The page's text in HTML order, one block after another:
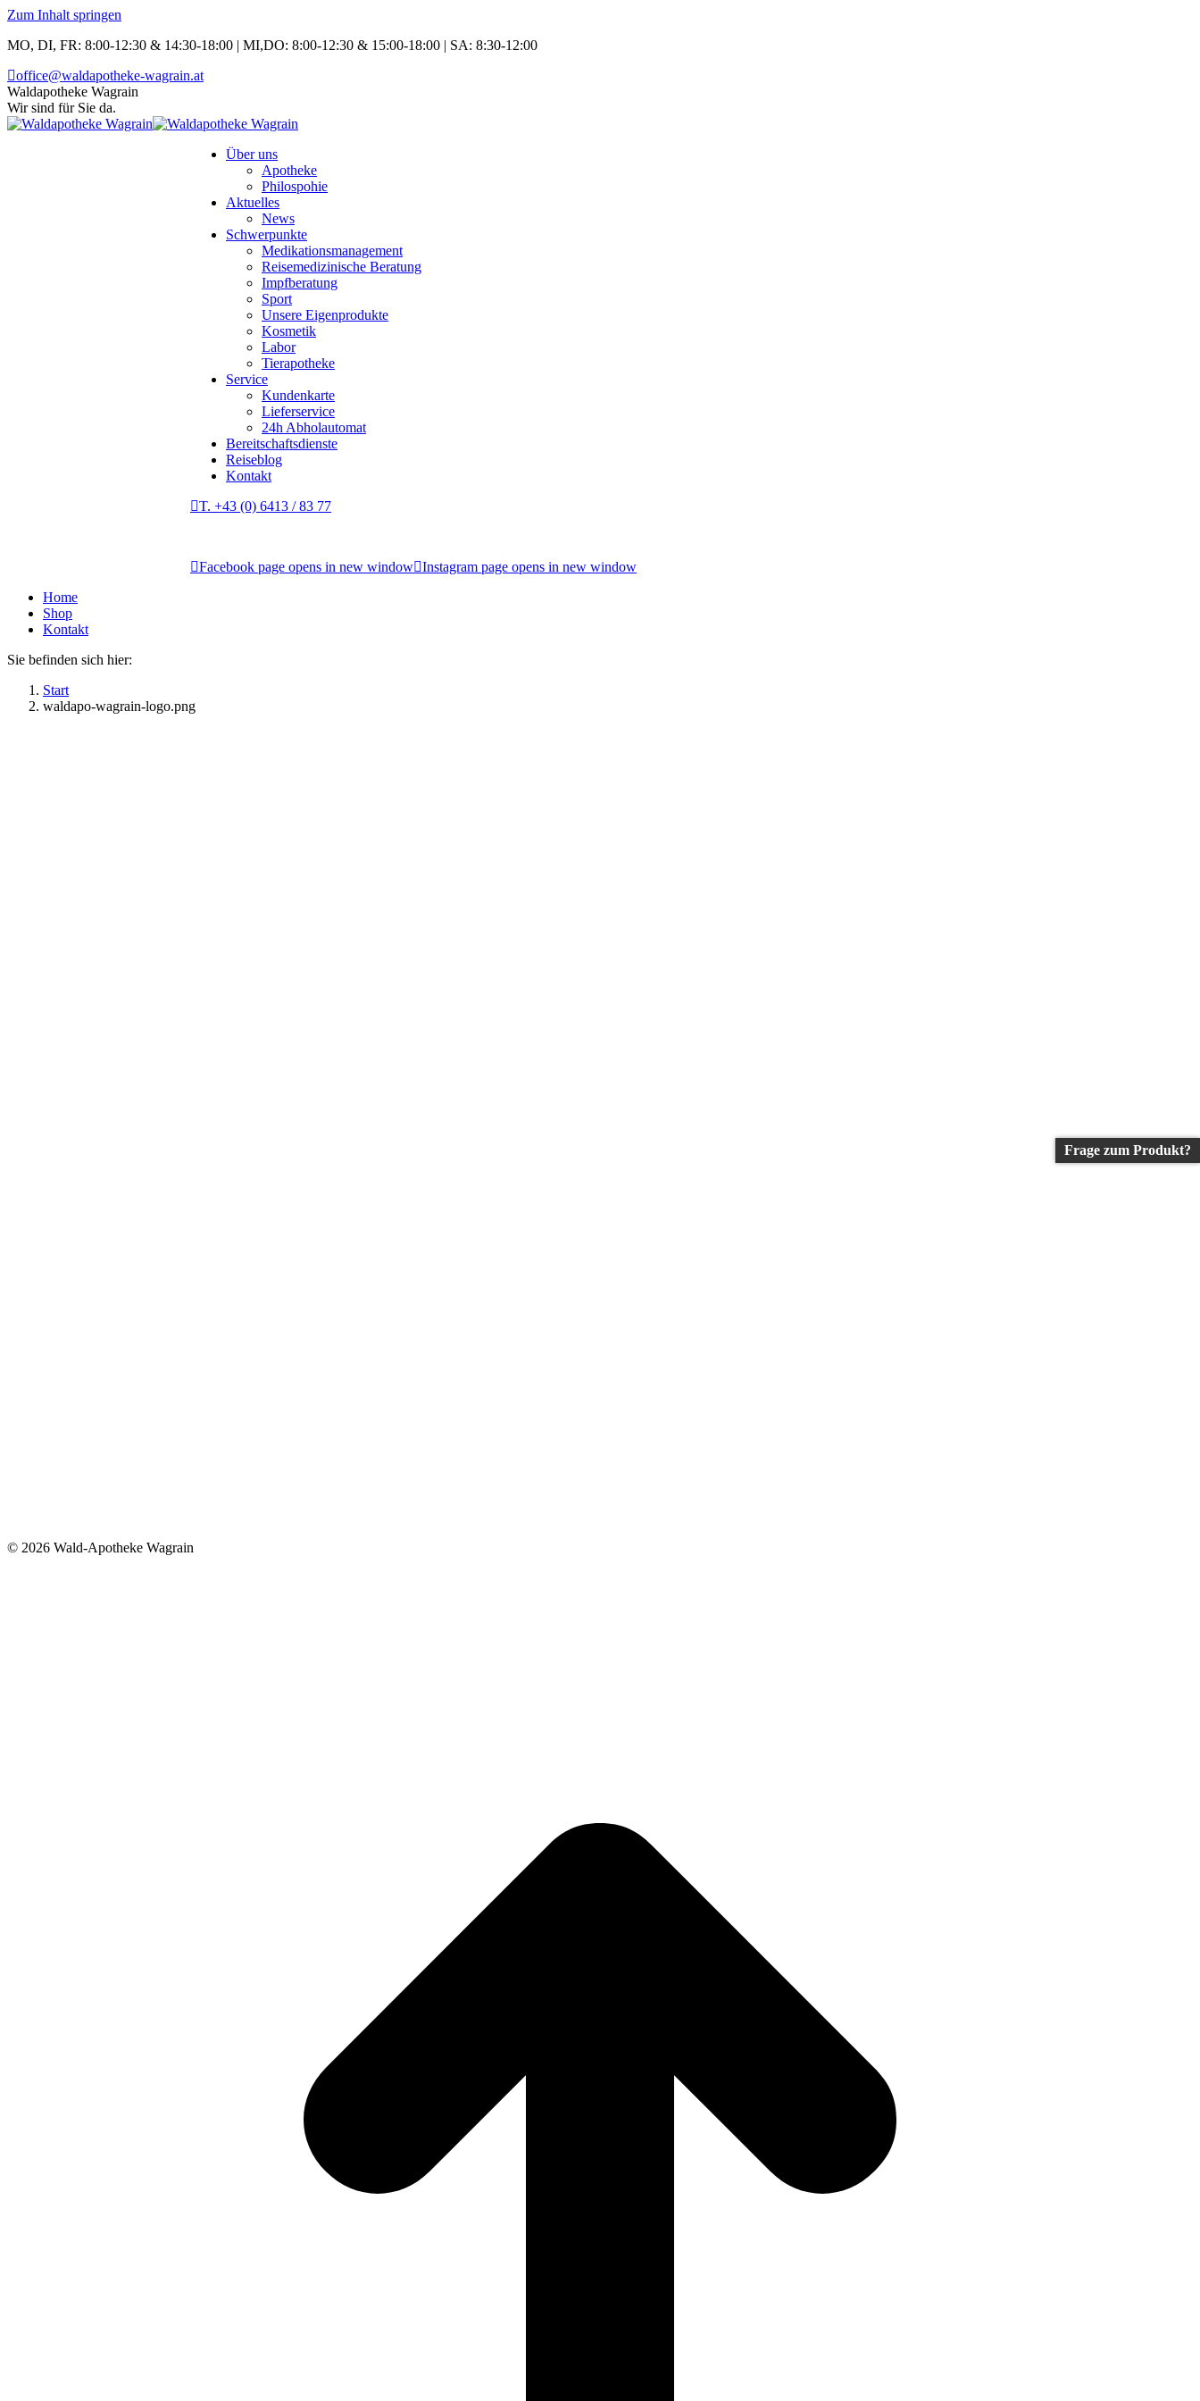
Zum Inhalt springen
MO, DI, FR: 8:00-12:30 & 14:30-18:00 | MI,DO: 8:00-12:30 & 15:00-18:00 | SA: 8:30-12:00
office@waldapotheke-wagrain.at
Waldapotheke Wagrain
Wir sind für Sie da.
Über uns
Apotheke
Philospohie
Aktuelles
News
Schwerpunkte
Medikationsmanagement
Reisemedizinische Beratung
Impfberatung
Sport
Unsere Eigenprodukte
Kosmetik
Labor
Tierapotheke
Service
Kundenkarte
Lieferservice
24h Abholautomat
Bereitschaftsdienste
Reiseblog
Kontakt
T. +43 (0) 6413 / 83 77
Facebook page opens in new window Instagram page opens in new window
Home
Shop
Kontakt
Sie befinden sich hier:
Start
waldapo-wagrain-logo.png
© 2026 Wald-Apotheke Wagrain
Frage zum Produkt?